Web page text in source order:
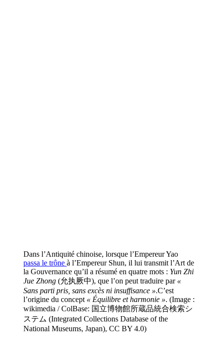
Dans l’Antiquité chinoise, lorsque l’Empereur Yao
passa le trône à l’Empereur Shun, il lui transmit l’Art de
la Gouvernance qu’il a résumé en quatre mots : Yun Zhi
Jue Zhong (允执厥中), que l’on peut traduire par«
Sans parti pris, sans excès ni insuffisance ».C’est
l’origine du concept « Équilibre et harmonie ». (Image :
wikimedia / ColBase: 国立博物館所蔵品統合検索シ
ステム (Integrated Collections Database of the
National Museums, Japan), CC BY 4.0)